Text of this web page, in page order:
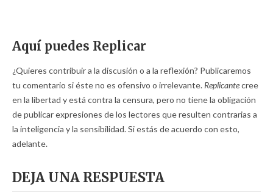
Aquí puedes Replicar
¿Quieres contribuir a la discusión o a la reflexión? Publicaremos
tu comentario si éste no es ofensivo o irrelevante. Replicantecree
en la libertad y está contra la censura, pero no tiene la obligación
de publicar expresiones de los lectores que resulten contrarias a
la inteligencia y la sensibilidad. Si estás de acuerdo con esto,
adelante.
DEJA UNA RESPUESTA